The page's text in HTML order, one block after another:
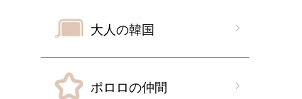
大人の韓国
ポロロの仲間